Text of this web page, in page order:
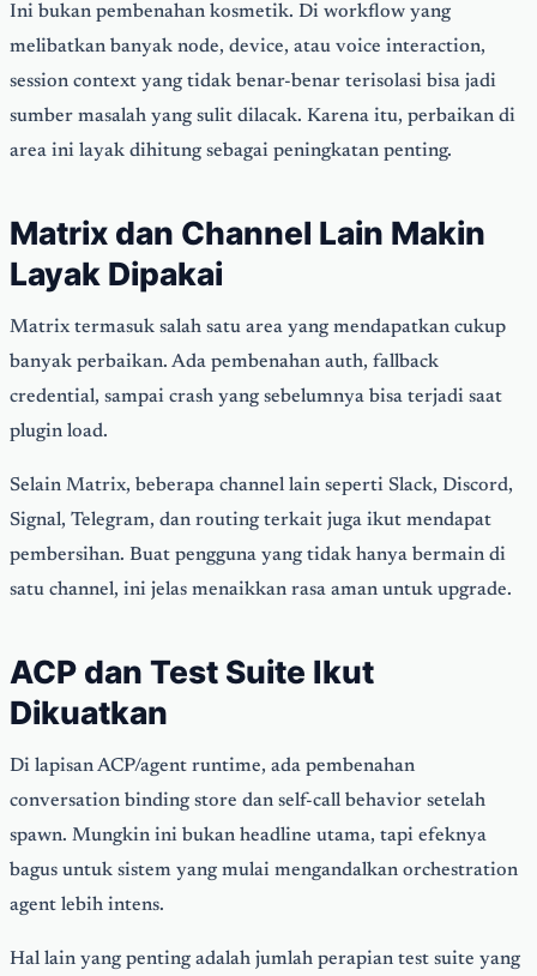
Ini bukan pembenahan kosmetik. Di workflow yang
melibatkan banyak node, device, atau voice interaction,
session context yang tidak benar-benar terisolasi bisa jadi
sumber masalah yang sulit dilacak. Karena itu, perbaikan di
area ini layak dihitung sebagai peningkatan penting.
Matrix dan Channel Lain Makin
Layak Dipakai
Matrix termasuk salah satu area yang mendapatkan cukup
banyak perbaikan. Ada pembenahan auth, fallback
credential, sampai crash yang sebelumnya bisa terjadi saat
plugin load.
Selain Matrix, beberapa channel lain seperti Slack, Discord,
Signal, Telegram, dan routing terkait juga ikut mendapat
pembersihan. Buat pengguna yang tidak hanya bermain di
satu channel, ini jelas menaikkan rasa aman untuk upgrade.
ACP dan Test Suite Ikut
Dikuatkan
Di lapisan ACP/agent runtime, ada pembenahan
conversation binding store dan self-call behavior setelah
spawn. Mungkin ini bukan headline utama, tapi efeknya
bagus untuk sistem yang mulai mengandalkan orchestration
agent lebih intens.
Hal lain yang penting adalah jumlah perapian test suite yang